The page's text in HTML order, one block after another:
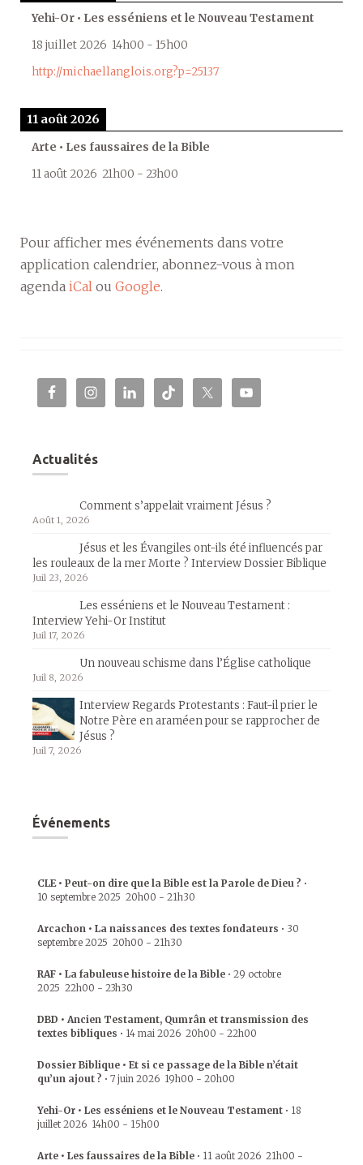
Yehi-Or • Les esséniens et le Nouveau Testament
18 juillet 2026 14h00 - 15h00
http://michaellanglois.org?p=25137
11 août 2026
Arte • Les faussaires de la Bible
11 août 2026 21h00 - 23h00
Pour afficher mes événements dans votre
application calendrier, abonnez-vous à mon
agenda iCal ou Google.
Actualités
Comment s’appelait vraiment Jésus ?
Août 1, 2026
Jésus et les Évangiles ont-ils été influencés par
les rouleaux de la mer Morte ? Interview Dossier Biblique
Juil 23, 2026
Les esséniens et le Nouveau Testament :
Interview Yehi-Or Institut
Juil 17, 2026
Un nouveau schisme dans l’Église catholique
Juil 8, 2026
Interview Regards Protestants : Faut-il prier le
Notre Père en araméen pour se rapprocher de
Jésus ?
Juil 7, 2026
Événements
CLE • Peut-on dire que la Bible est la Parole de Dieu ? •
10 septembre 2025 20h00 - 21h30
Arcachon • La naissances des textes fondateurs • 30
septembre 2025 20h00 - 21h30
RAF • La fabuleuse histoire de la Bible • 29 octobre
2025 22h00 - 23h30
DBD • Ancien Testament, Qumrân et transmission des
textes bibliques • 14 mai 2026 20h00 - 22h00
Dossier Biblique • Et si ce passage de la Bible n’était
qu’un ajout ? • 7 juin 2026 19h00 - 20h00
Yehi-Or • Les esséniens et le Nouveau Testament • 18
juillet 2026 14h00 - 15h00
Arte • Les faussaires de la Bible • 11 août 2026 21h00 -